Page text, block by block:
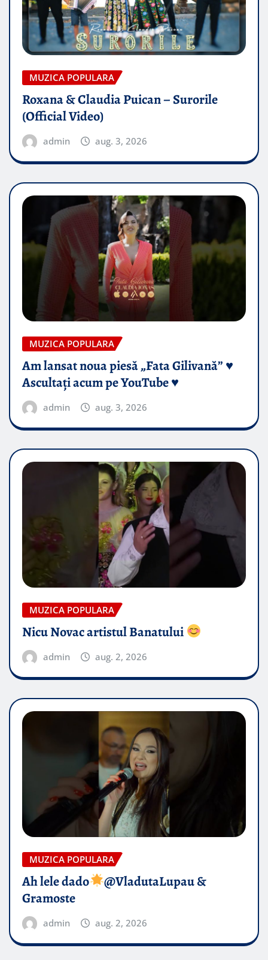
MUZICA POPULARA
Roxana & Claudia Puican – Surorile
(Official Video)
admin aug. 3, 2026
MUZICA POPULARA
Am lansat noua piesă „Fata Gilivană” ♥️
Ascultați acum pe YouTube ♥️
admin aug. 3, 2026
MUZICA POPULARA
Nicu Novac artistul Banatului
admin aug. 2, 2026
MUZICA POPULARA
Ah lele dado​
@VladutaLupau &
Gramoste
admin aug. 2, 2026